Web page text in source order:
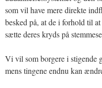
som vil have mere direkte
besked på, at de i forhold til
sætte deres kryds på
Vi vil som borgere i stigende
mens tingene endnu kan